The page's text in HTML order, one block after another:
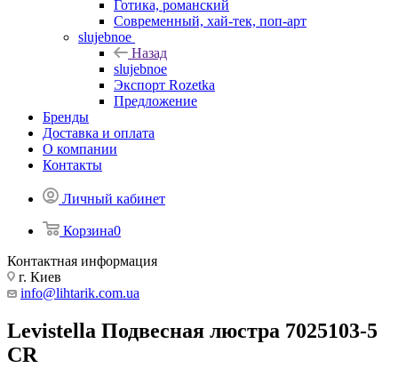
Готика, романский
Современный, хай-тек, поп-арт
slujebnoe
Назад
slujebnoe
Экспорт Rozetka
Предложение
Бренды
Доставка и оплата
О компании
Контакты
Личный кабинет
Корзина0
Контактная информация
г. Киев
info@lihtarik.com.ua
Levistella Подвесная люстра 7025103-5
CR